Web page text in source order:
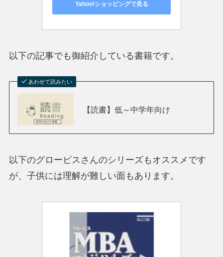
Yahoo!ショッピングで見る
以下の記事でも御紹介している書籍です。
あわせて読みたい
【読書】低～中学年向け
以下のグロービスさんのシリーズもオススメです
が、子供には理解が難しい面もあります。